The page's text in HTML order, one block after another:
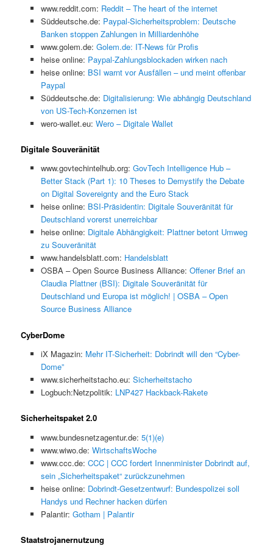
www.reddit.com: Reddit – The heart of the internet
Süddeutsche.de: Paypal-Sicherheitsproblem: Deutsche
Banken stoppen Zahlungen in Milliardenhöhe
www.golem.de: Golem.de: IT-News für Profis
heise online: Paypal-Zahlungsblockaden wirken nach
heise online: BSI warnt vor Ausfällen – und meint offenbar
Paypal
Süddeutsche.de: Digitalisierung: Wie abhängig Deutschland
von US-Tech-Konzernen ist
wero-wallet.eu: Wero – Digitale Wallet
Digitale Souveränität
www.govtechintelhub.org: GovTech Intelligence Hub –
Better Stack (Part 1): 10 Theses to Demystify the Debate
on Digital Sovereignty and the Euro Stack
heise online: BSI-Präsidentin: Digitale Souveränität für
Deutschland vorerst unerreichbar
heise online: Digitale Abhängigkeit: Plattner betont Umweg
zu Souveränität
www.handelsblatt.com: Handelsblatt
OSBA – Open Source Business Alliance: Offener Brief an
Claudia Plattner (BSI): Digitale Souveränität für
Deutschland und Europa ist möglich! | OSBA – Open
Source Business Alliance
CyberDome
iX Magazin: Mehr IT-Sicherheit: Dobrindt will den “Cyber-
Dome”
www.sicherheitstacho.eu: Sicherheitstacho
Logbuch:Netzpolitik: LNP427 Hackback-Rakete
Sicherheitspaket 2.0
www.bundesnetzagentur.de: 5(1)(e)
www.wiwo.de: WirtschaftsWoche
www.ccc.de: CCC | CCC fordert Innenminister Dobrindt auf,
sein „Sicherheitspaket“ zurückzunehmen
heise online: Dobrindt-Gesetzentwurf: Bundespolizei soll
Handys und Rechner hacken dürfen
Palantir: Gotham | Palantir
Staatstrojanernutzung